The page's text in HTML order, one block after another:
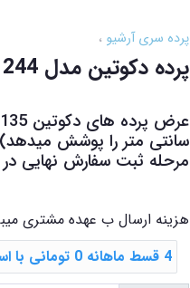
پرده سری آرشیو
پرده دکوتین مدل PS 243 - 244
سانتی متر را پوشش میدهد)
مرحله ثبت سفارش نهایی در
هزینه ارسال ب عهده مشتری
4 قسط ماهانه 0 تومانی با اسنپ ‌پی